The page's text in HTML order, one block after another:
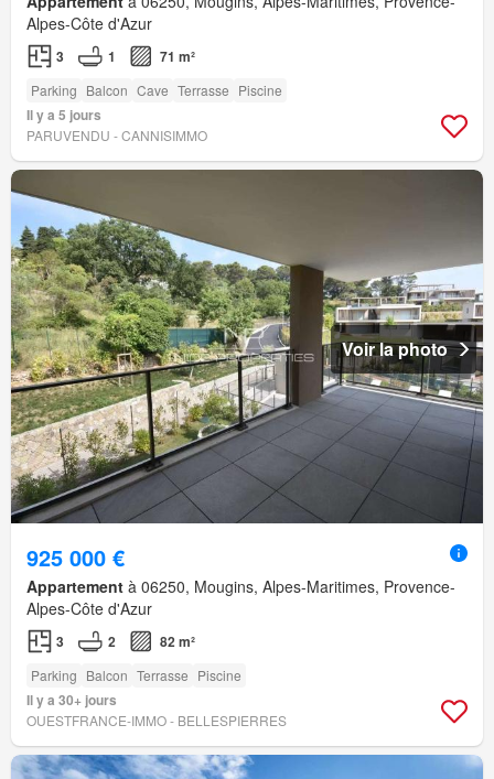
Alpes-Côte d'Azur
3 1 71 m²
Parking Balcon Cave Terrasse Piscine
Il y a 5 jours
PARUVENDU - CANNISIMMO
Voir la photo
925 000 €
Appartement à 06250, Mougins, Alpes-Maritimes, Provence-
Alpes-Côte d'Azur
3 2 82 m²
Parking Balcon Terrasse Piscine
Il y a 30+ jours
OUESTFRANCE-IMMO - BELLESPIERRES